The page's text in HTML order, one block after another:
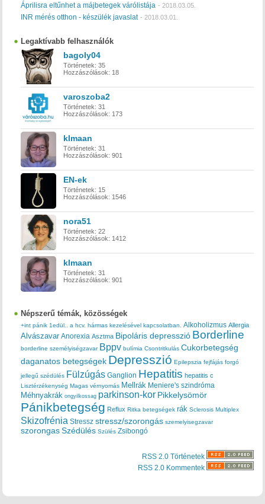
Áprilisra eltűnhet a májbetegek várólistája - 2018.03.05.
INR mérés otthon - készülék javaslat - 2018.03.01.
Legaktívabb felhasználók
bagoly04
Történetek: 35
Hozzászólások: 18
varoszoba2
Történetek: 31
Hozzászólások: 173
klmaan
Történetek: 31
Hozzászólások: 901
EN-ek
Történetek: 15
Hozzászólások: 1546
nora51
Történetek: 22
Hozzászólások: 1412
klmaan
Történetek: 31
Hozzászólások: 901
Népszerű témák, közösségek
+int pánik 1edül.. a hcv. hármas kezelésével kapcsolatban. Alkoholizmus Allergia
Alvászavar Anorexia Asztma Bipoláris depresszió Borderline
borderline személyiségzavar Bppv bulímia Csontritkulás Cukorbetegség
daganatos betegségek Depresszió Epilepszia fejfájás forgó
jellegű szédülés Fülzúgás Ganglion Hepatitis hepatitis c
Lisztérzékenység Magas vérnyomás Mellrák Meniere's szindróma
Méhnyakrák ongyilkossag parkinson-kor Pikkelysömör
Pánikbetegség Reflux Ritka betegségek rák Sclerosis Multiplex
Skizofrénia Stressz stressz/szorongás szemelyisegzavar
szorongas Szédülés Szülés Zsibongó
RSS 2.0 Történetek
RSS 2.0 Kommentek